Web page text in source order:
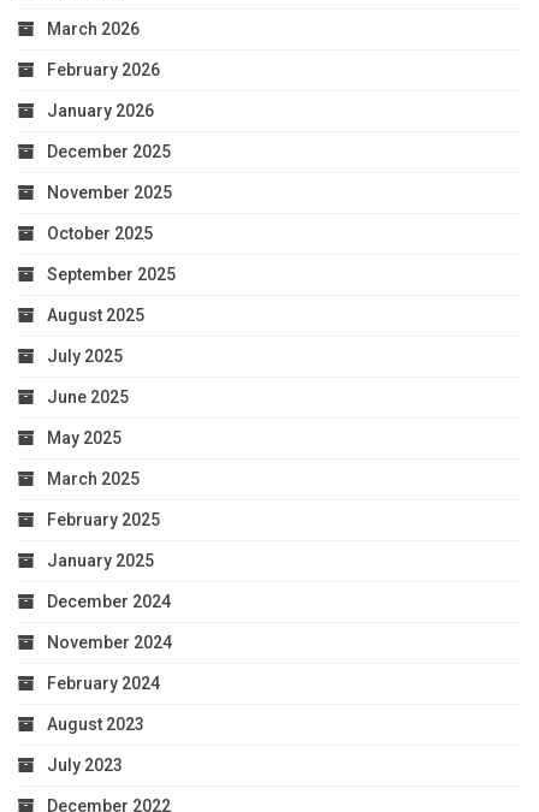
March 2026
February 2026
January 2026
December 2025
November 2025
October 2025
September 2025
August 2025
July 2025
June 2025
May 2025
March 2025
February 2025
January 2025
December 2024
November 2024
February 2024
August 2023
July 2023
December 2022